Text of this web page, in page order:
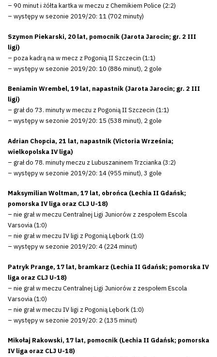
– 90 minut i żółta kartka w meczu z Chemikiem Police (2:2)
– występy w sezonie 2019/20: 11 (702 minuty)
Szymon Piekarski, 20 lat, pomocnik (Jarota Jarocin; gr. 2 III
ligi)
– poza kadrą na w mecz z Pogonią II Szczecin (1:1)
– występy w sezonie 2019/20: 10 (886 minut), 2 gole
Beniamin Wrembel, 19 lat, napastnik (Jarota Jarocin; gr. 2 III
ligi)
– grał do 73. minuty w meczu z Pogonią II Szczecin (1:1)
– występy w sezonie 2019/20: 15 (538 minut), 2 gole
Adrian Chopcia, 21 lat, napastnik (Victoria Września;
wielkopolska IV liga)
– grał do 78. minuty meczu z Lubuszaninem Trzcianka (3:2)
– występy w sezonie 2019/20: 14 (955 minut), 3 gole
Maksymilian Woltman, 17 lat, obrońca (Lechia II Gdańsk;
pomorska IV liga oraz CLJ U-18)
– nie grał w meczu Centralnej Ligi Juniorów z zespołem Escola
Varsovia (1:0)
– nie grał w meczu IV ligi z Pogonią Lębork (1:0)
– występy w sezonie 2019/20: 4 (224 minut)
Patryk Prange, 17 lat, bramkarz (Lechia II Gdańsk; pomorska IV
liga oraz CLJ U-18)
– nie grał w meczu Centralnej Ligi Juniorów z zespołem Escola
Varsovia (1:0)
– nie grał w meczu IV ligi z Pogonią Lębork (1:0)
– występy w sezonie 2019/20: 2 (135 minut)
Mikołaj Rakowski, 17 lat, pomocnik (Lechia II Gdańsk; pomorska
IV liga oraz CLJ U-18)